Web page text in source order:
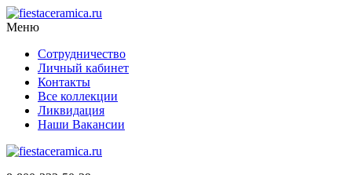
Меню
Сотрудничество
Личный кабинет
Контакты
Все коллекции
Ликвидация
Наши Вакансии